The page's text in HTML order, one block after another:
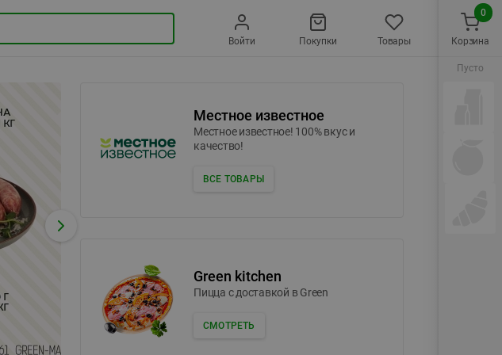
Войти Покупки Товары
Местное известное
Местное известное! 100% вкус и
качество!
ВСЕ ТОВАРЫ
Green kitchen
Пицца c доставкой в Green
СМОТРЕТЬ
Корзина
0
Пусто